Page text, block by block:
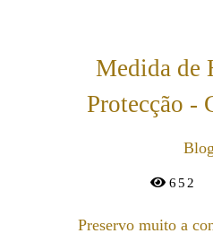
Medida de
Protecção -
Blog
652
Preservo muito a